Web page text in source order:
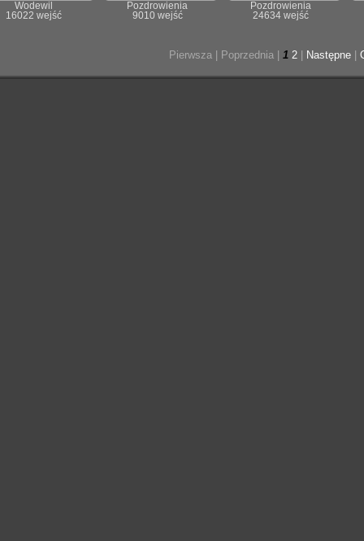
Wodewil
16022 wejść
Pozdrowienia
9010 wejść
Pozdrowienia
24634 wejść
Pierwsza | Poprzednia | 1 2 Następne